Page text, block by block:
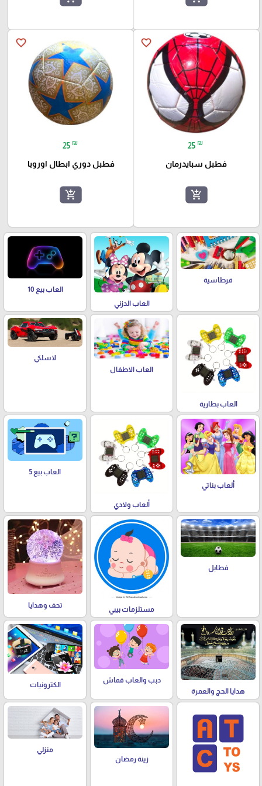
favorite_border
25 ₪
فطبل سبايدرمان
add_shopping_cart
favorite_border
25 ₪
فطبل دوري ابطال اوروبا
add_shopping_cart
قرطاسية
العاب الدزني
العاب بيع 10
العاب بطارية
العاب الاطفال
لاسلكي
ألعاب بناتي
ألعاب ولادي
العاب بيع 5
فطابل
مستلزمات بيبي
تحف وهدايا
هدايا الحج والعمرة
دبب والعاب قماش
الكترونيات
زينة رمضان
منزلي